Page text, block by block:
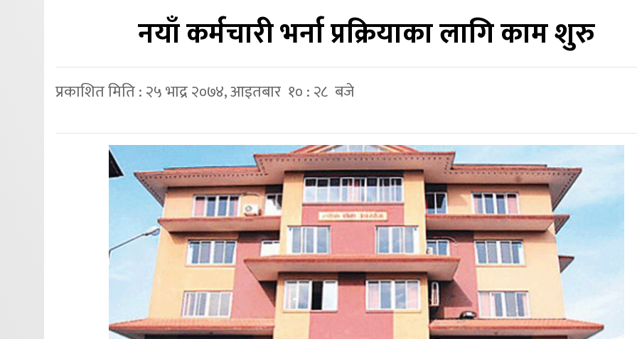
नयाँ कर्मचारी भर्ना प्रक्रियाका लागि काम शुरु
प्रकाशित मिति : २५ भाद्र २०७४, आइतबार १० : २८ बजे